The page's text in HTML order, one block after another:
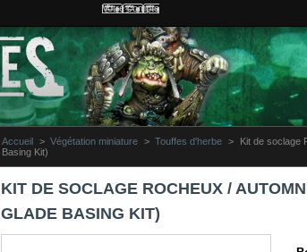
Votre compte
Accueil > Végétation miniature > Touffes d'herbe >
Kit de soclage
Basing Kit)
KIT DE SOCLAGE ROCHEUX /
GLADE BASING KIT)